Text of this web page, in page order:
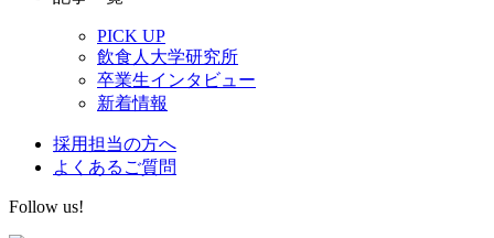
PICK UP
飲食人大学研究所
卒業生インタビュー
新着情報
採用担当の方へ
よくあるご質問
Follow us!